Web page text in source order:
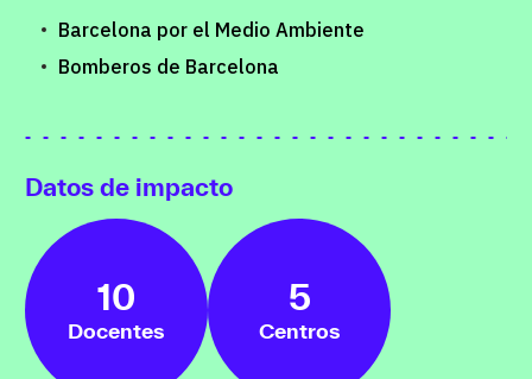
Barcelona por el Medio Ambiente
Bomberos de Barcelona
Datos de impacto
10
Docentes
5
Centros